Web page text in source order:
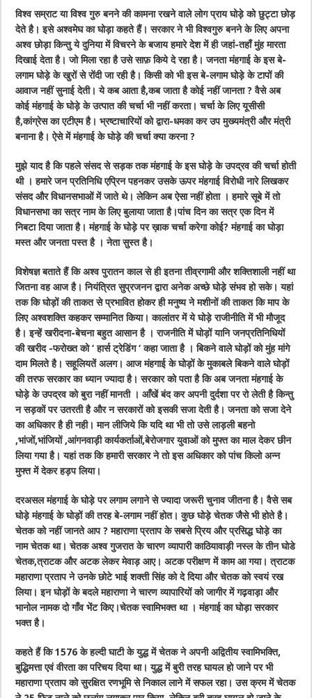
विश्व सम्राट या विश्व गुरु बनने की कामना रखने वाले लोग प्राय घोड़े को छुट्टा छोड़
देते है। इसे अश्वमेघ का घोड़ा कहते हैं। सरकार ने भी विश्वगुरु बनने के लिए अपना
अश्व छोड़ा किन्तु ये दुनिया में विचरने के बजाय हमारे देश में ही जहां-तहाँ मुंह मारता
दिखाई देता है। जो मिला रहा है उसे साफ़ किये दे रहा है। जनता मंहगाई के इस बे-
लगाम घोड़े के खुरों से रोंदी जा रही है। किसी को भी इस बे-लगाम घोड़े के टापों की
आवाज नहीं सुनाई देती। ये कब आता है,कब जाता है कोई नहीं जानता ? वैसे अब
कोई मंहगाई के घोड़े के उत्पात की चर्चा भी नहीं करता। चर्चा के लिए यूसीसी
है,कांग्रेस का एटीएम है। भ्रष्टाचारियों को द्वारा-धमका कर उप मुख्यमंत्री और मंत्री
बनाना है। ऐसे में मंहगाई के घोड़े की चर्चा क्या करना ?
मुझे याद है कि पहले संसद से सड़क तक मंहगाई के इस घोड़े के उपद्रव की चर्चा होती
थी । हमारे जन प्रतिनिधि एप्रिन पहनकर उसके ऊपर मंहगाई विरोधी नारे लिखकर
संसद और विधानसभाओं में जाते थे। लेकिन अब ऐसा नहीं होता । हमारे सूबे में तो
विधानसभा का सत्र नाम के लिए बुलाया जाता है।पांच दिन का सत्र एक दिन में
निबटा दिया जाता है। मंहगाई के घोड़े पर ख़ाक चर्चा करेगा कोई? मंहगाई का घोड़ा
मस्त और जनता पस्त है । नेता सुस्त है।
विशेषज्ञ बताते हैं कि अश्व पुरातन काल से ही इतना तीव्रगामी और शक्तिशाली नहीं था
जितना वह आज है। नियंत्रित सुप्रजनन द्वारा अनेक अच्छे घोड़े संभव हो सके। यहां
तक कि घोड़ों की ताकत से प्रभावित होकर ही मनुष्य ने मशीनों की ताकत कि माप के
लिए अश्वशक्ति कहकर सम्मानित किया। कालांतर में ये घोड़े राजीनीति में भी मौजूद
है। इन्हें खरीदना-बेचना बहुत आसान है । राजनीति में घोड़ों यानि जनप्रतिनिधियों
की खरीद -फरोख्त को ‘ हार्स ट्रेडिंग ‘ कहा जाता है । बिकने वाले घोड़ों को मुंह मांगे
दाम मिलते है। सहूलियतें अलग। आज मंहगाई के घोड़ों के मुकाबले बिकने वाले घोड़ों
की तरफ सरकार का ध्यान ज्यादा है। सरकार को पता है कि अब जनता मंहगाई के
घोड़े के उपद्रव को बुरा नहीं मानती । आँखें बंद कर अपनी दुर्दशा पर रो लेती है किन्तु
न सड़कों पर उतरती है और न सरकारों को इसकी सजा देती है। जनता को सजा देने
का अधिकार है ही नही। मान लीजिये कि यदि था भी तो उसे लाड़ली बहनो
,भांजों,भांजियों ,आंगनवाड़ी कार्यकर्ताओं,बेरोजगार युवाओं को मुफ्त का माल देकर छीन
लिया गया है। यहां तक कि हमारी सरकार ने तो इस अधिकार को पांच किलो अन्न
मुफ्त में देकर हड़प लिया।
दरअसल मंहगाई के घोड़े पर लगाम लगाने से ज्यादा जरूरी चुनाव जीतना है। वैसे सब
घोड़े मंहगाई के घोड़ों की तरह बे-लगाम नहीं होत। कुछ घोड़े चेतक जैसे भी होते है।
चेतक को नहीं जानते आप ? महाराणा प्रताप के सबसे प्रिय और प्रसिद्ध घोड़े का
नाम चेतक था। चेतक अश्व गुजरात के चारण व्यापारी काठियावाड़ी नस्ल के तीन घोडे
चेतक,त्राटक और अटक लेकर मेवाड़ आए। अटक परीक्षण में काम आ गया। त्राटक
महाराणा प्रताप ने उनके छोटे भाई शक्ती सिंह को दे दिया और चेतक को स्वयं रख
लिया। इन घोड़ों के बदले महाराणा ने चारण व्यापारियों को जागीर में गढ़वाड़ा और
भानोल नामक दो गाँव भेंट किए।चेतक स्वामिभक्त था । मंहगाई का घोड़ा सरकार
भक्त है।
कहते हैं कि 1576 के हल्दी घाटी के युद्ध में चेतक ने अपनी अद्वितीय स्वामिभक्ति,
बुद्धिमत्ता एवं वीरता का परिचय दिया था। युद्ध में बुरी तरह घायल हो जाने पर भी
महाराणा प्रताप को सुरक्षित रणभूमि से निकाल लाने में सफल रहा। उस क्रम में चेतक